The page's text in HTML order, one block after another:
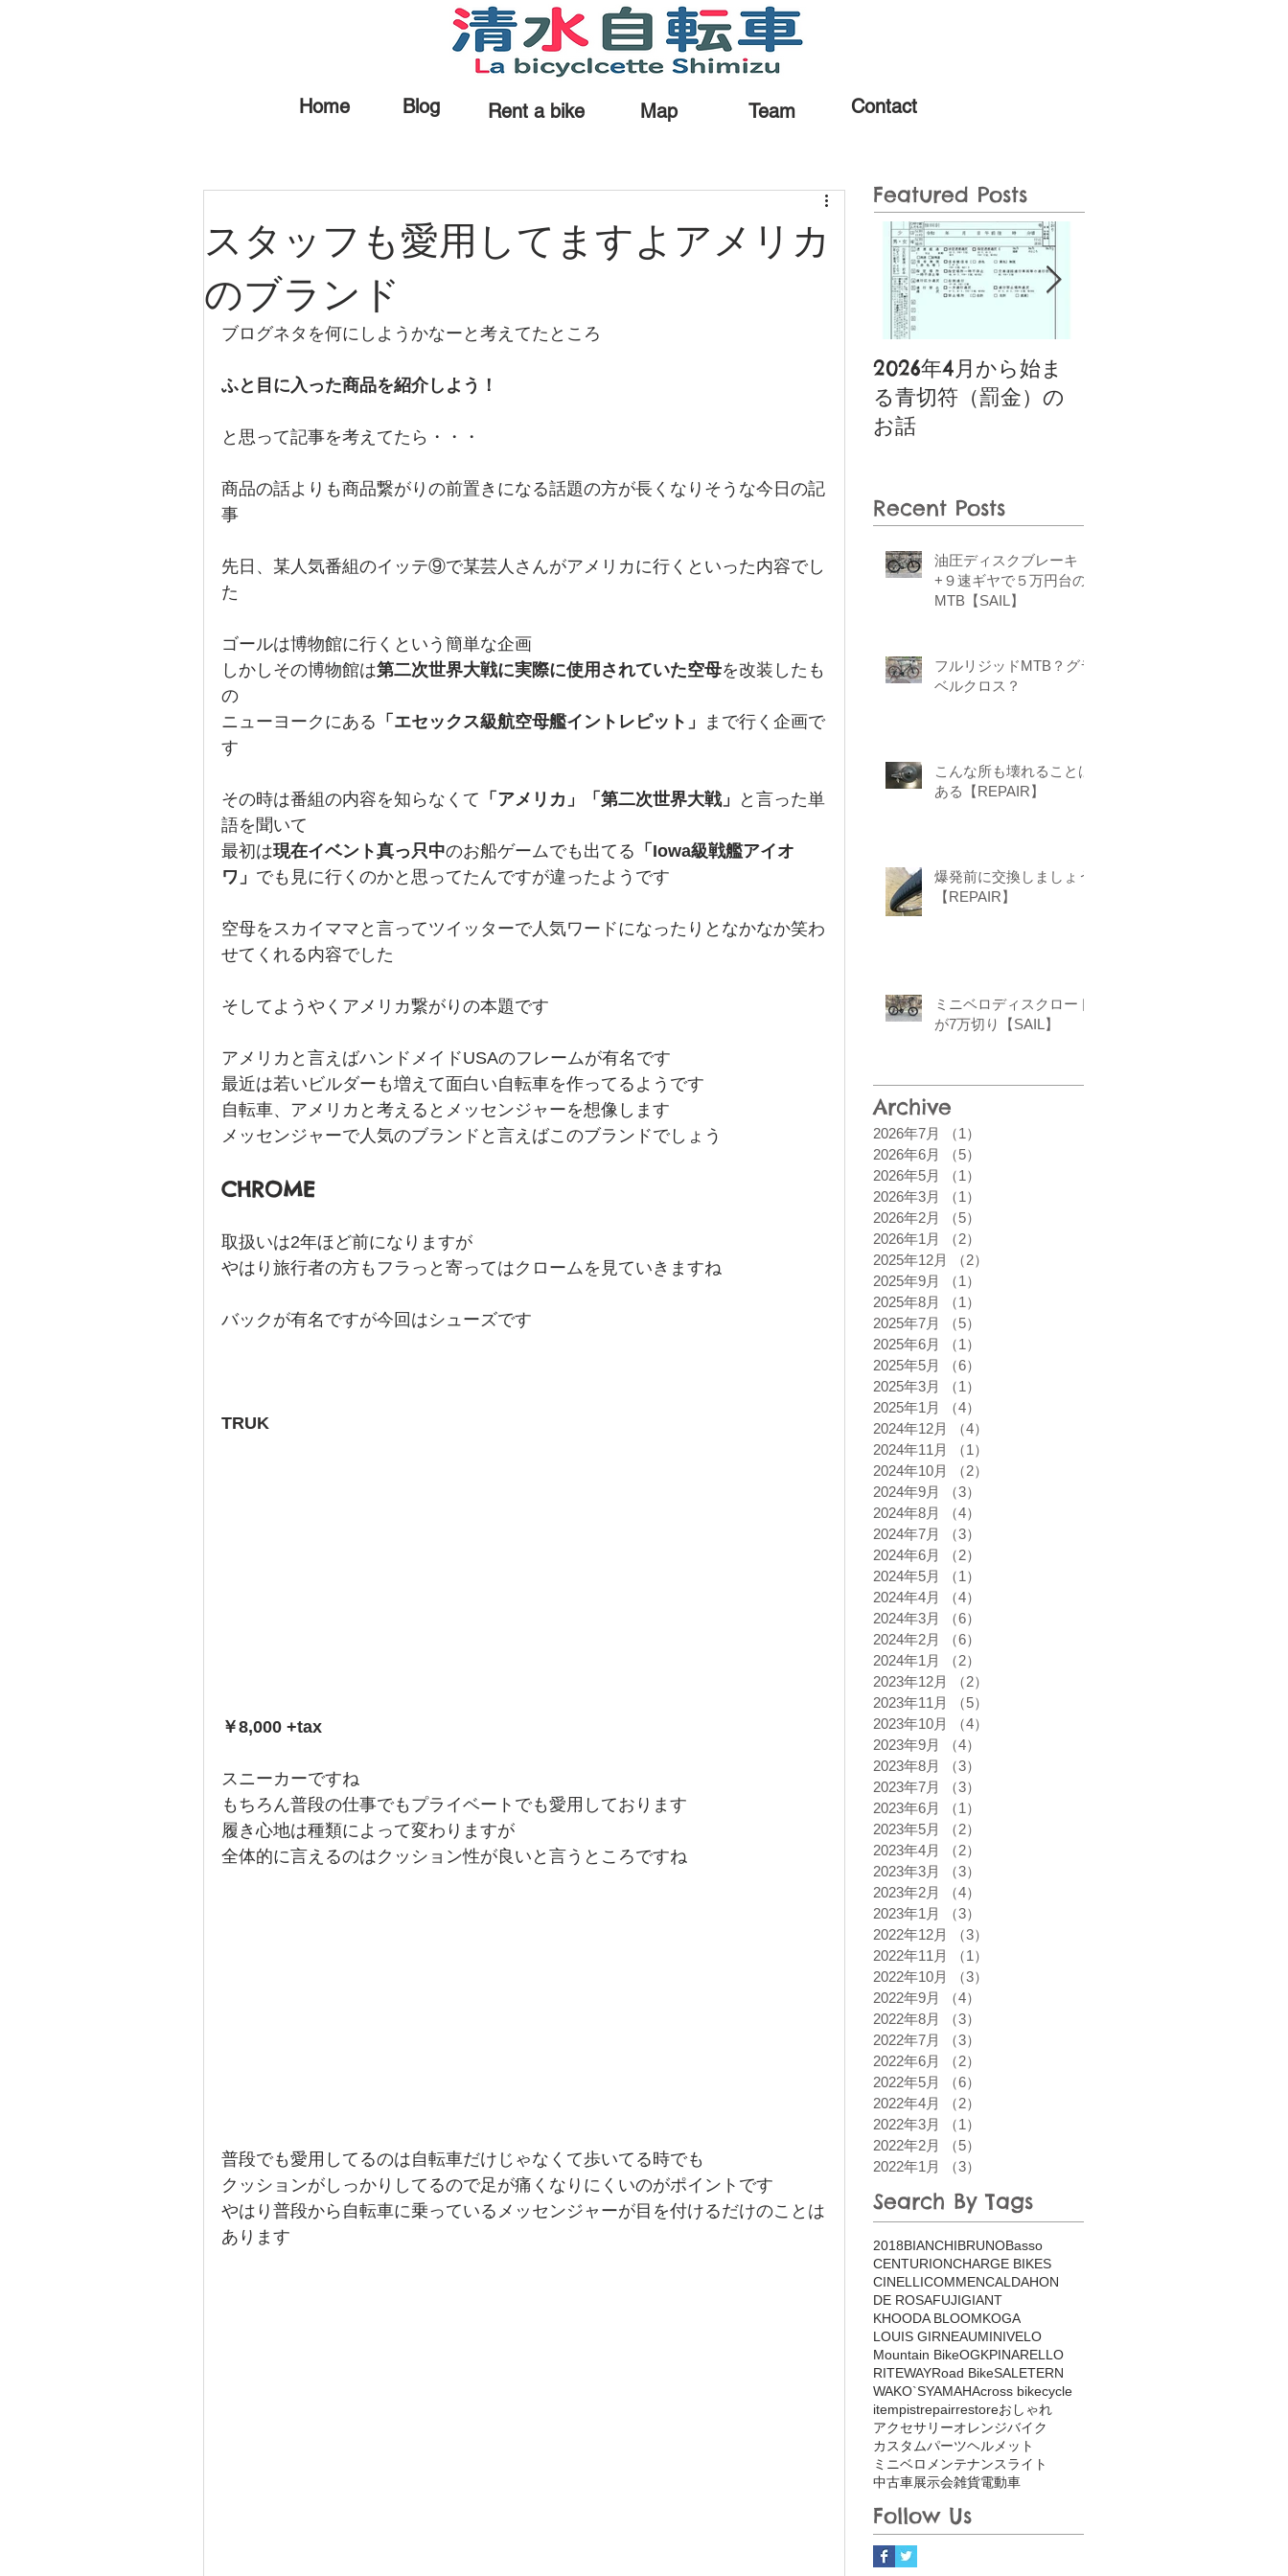
Home Blog Rent a bike Map Team Contact
スタッフも愛用してますよアメリカ
のブランド
ブログネタを何にしようかなーと考えてたところ
ふと目に入った商品を紹介しよう！
と思って記事を考えてたら・・・
商品の話よりも商品繋がりの前置きになる話題の方が長くなりそうな今日の記
事
先日、某人気番組のイッテ⑨で某芸人さんがアメリカに行くといった内容でし
た
ゴールは博物館に行くという簡単な企画
しかしその博物館は第二次世界大戦に実際に使用されていた空母を改装したも
の
ニューヨークにある 「エセックス級航空母艦イントレピット」
まで行く企画で
す
その時は番組の内容を知らなくて 「アメリカ」「第二次世界大戦」
と言った単
語を聞いて
最初は現在イベント真っ只中のお船ゲームでも出てる 「Iowa級戦艦アイオ
ワ」 でも見に行くのかと思ってたんですが違ったようです
空母をスカイママと言ってツイッターで人気ワードになったりとなかなか笑わ
せてくれる内容でした
そしてようやくアメリカ繋がりの本題です
アメリカと言えばハンドメイドUSAのフレームが有名です
最近は若いビルダーも増えて面白い自転車を作ってるようです
自転車、アメリカと考えるとメッセンジャーを想像します
メッセンジャーで人気のブランドと言えばこのブランドでしょう
CHROME
取扱いは2年ほど前になりますが
やはり旅行者の方もフラっと寄ってはクロームを見ていきますね
バックが有名ですが今回はシューズです
TRUK
￥8,000 +tax
スニーカーですね
もちろん普段の仕事でもプライベートでも愛用しております
履き心地は種類によって変わりますが
全体的に言えるのはクッション性が良いと言うところですね
普段でも愛用してるのは自転車だけじゃなくて歩いてる時でも
クッションがしっかりしてるので足が痛くなりにくいのがポイントです
やはり普段から自転車に乗っているメッセンジャーが目を付けるだけのことは
あります
Featured Posts
2026年4月から始ま
る青切符（罰金）の
お話
Recent Posts
油圧ディスクブレーキ
+９速ギヤで５万円台の
MTB【SAIL】
フルリジッドMTB？グラ
ベルクロス？
こんな所も壊れることは
ある【REPAIR】
爆発前に交換しましょう
【REPAIR】
ミニベロディスクロード
が7万切り【SAIL】
Archive
2026年7月 （1）
2026年6月
（5）
2026年5月
（1）
2026年3月
（1）
2026年2月
（5）
2026年1月
（2）
2025年12月
（2）
2025年9月
（1）
2025年8月
（1）
2025年7月
（5）
2025年6月
（1）
2025年5月
（6）
2025年3月
（1）
2025年1月
（4）
2024年12月
（4）
2024年11月
（1）
2024年10月
（2）
2024年9月
（3）
2024年8月
（4）
2024年7月
（3）
2024年6月
（2）
2024年5月
（1）
2024年4月
（4）
2024年3月
（6）
2024年2月
（6）
2024年1月
（2）
2023年12月
（2）
2023年11月
（5）
2023年10月
（4）
2023年9月
（4）
2023年8月
（3）
2023年7月
（3）
2023年6月
（1）
2023年5月
（2）
2023年4月
（2）
2023年3月
（3）
2023年2月
（4）
2023年1月
（3）
2022年12月
（3）
2022年11月
（1）
2022年10月
（3）
2022年9月
（4）
2022年8月
（3）
2022年7月
（3）
2022年6月
（2）
2022年5月
（6）
2022年4月
（2）
2022年3月
（1）
2022年2月
（5）
2022年1月
（3）
Search By Tags
2018BIANCHIBRUNOBasso
CENTURIONCHARGE BIKES
CINELLICOMMENCAL DAHON
DE ROSAFUJIGIANT
KHOODA BLOOMKOGA
LOUIS GIRNEAUMINIVELO
Mountain BikeOGKPINARELLO
RITEWAYRoad BikeSALETERN
WAKO`SYAMAHAcross bikecycle
itempistrepairrestoreおしゃれ
アクセサリーオレンジバイク
カスタムパーツヘルメット
ミニベロ メンテナンスライト
中古車展示会雑貨電動車
Follow Us